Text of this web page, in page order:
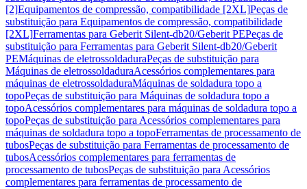
[2]Equipamentos de compressão, compatibilidade [2XL]Peças de
substituição para Equipamentos de compressão, compatibilidade
[2XL]Ferramentas para Geberit Silent-db20/Geberit PEPeças de
substituição para Ferramentas para Geberit Silent-db20/Geberit
PEMáquinas de eletrossoldaduraPeças de substituição para
Máquinas de eletrossoldaduraAcessórios complementares para
máquinas de eletrossoldaduraMáquinas de soldadura topo a
topoPeças de substituição para Máquinas de soldadura topo a
topoAcessórios complementares para máquinas de soldadura topo a
topoPeças de substituição para Acessórios complementares para
máquinas de soldadura topo a topoFerramentas de processamento de
tubosPeças de substituição para Ferramentas de processamento de
tubosAcessórios complementares para ferramentas de
processamento de tubosPeças de substituição para Acessórios
complementares para ferramentas de processamento de